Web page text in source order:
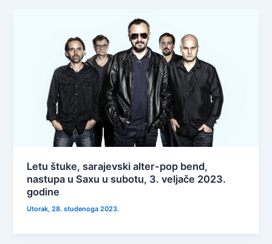
Letu štuke, sarajevski alter-pop bend,
nastupa u Saxu u subotu, 3. veljače 2023.
godine
Utorak, 28. studenoga 2023.